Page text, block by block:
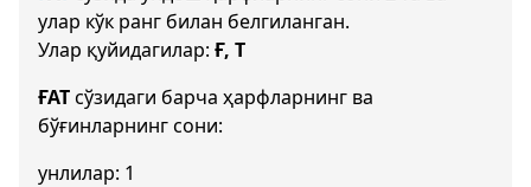
улар кўк ранг билан белгиланган.
Улар қуйидагилар: Ғ, Т
ҒАТсўзидаги барча ҳарфларнинг ва
бўғинларнинг сони:
унлилар: 1